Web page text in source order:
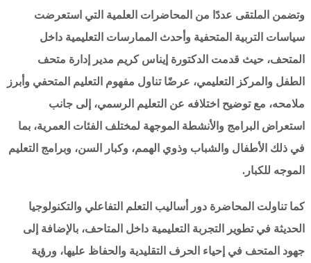
وتضمن الملتقى عددًا من المحاضرات العلمية التي استعرضت
سياسات التربية المتحفية وأحدث الممارسات التعليمية داخل
المتحف، حيث قدمت الدكتورة إيناس كريم مدير إدارة متحف
الطفل والمركز التعليمي، عرضًا تناول مفهوم التعليم المتحفي وأبرز
ملامحه، مع توضيح اختلافه عن التعليم الرسمي، إلى جانب
استعراض البرامج والأنشطة الموجهة لمختلف الفئات العمرية، بما
في ذلك الأطفال والشباب وذوي الهمم، وكبار السن، وبرامج التعليم
الموجه للكبار.
كما تناولت المحاضرة دور أساليب التعلم التفاعلي والتكنولوجيا
الحديثة في تطوير التجربة التعليمية داخل المتاحف، بالإضافة إلى
جهود المتحف في إحياء الحرف التقليدية والحفاظ عليها، ورؤية